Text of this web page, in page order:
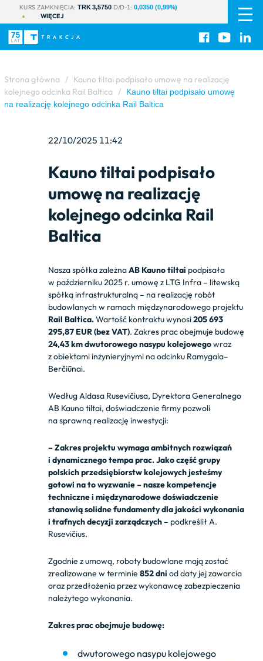
KURS ZAMKNIĘCIA: TRK 3,5750 D/D-1: 0,0350 (0,99%)
WIĘCEJ
PL
EN
Strona główna / Kauno tiltai podpisało umowę na realizację
kolejnego odcinka Rail Baltica /
Kauno tiltai podpisało umowę
na realizację kolejnego odcinka Rail Baltica
22/10/2025 11:42
Kauno tiltai podpisało
umowę na realizację
kolejnego odcinka Rail
Baltica
Nasza spółka zależnaAB Kauno tiltai podpisała
w październiku 2025 r. umowę z LTG Infra – litewską
spółką infrastrukturalną – na realizację robót
budowlanych w ramach międzynarodowego projektu
Rail Baltica.Wartość kontraktu wynosi205 693
295,87 EUR (bez VAT). Zakres prac obejmuje budowę
24,43 km dwutorowego nasypu kolejowegowraz
z obiektami inżynieryjnymi na odcinku Ramygala–
Berčiūnai.
Według Aldasa Rusevičiusa, Dyrektora Generalnego
AB Kauno tiltai, doświadczenie firmy pozwoli
na sprawną realizację inwestycji:
– Zakres projektu wymaga ambitnych rozwiązań
i dynamicznego tempa prac. Jako część grupy
polskich przedsiębiorstw kolejowych jesteśmy
gotowi na to wyzwanie – nasze kompetencje
techniczne i międzynarodowe doświadczenie
stanowią solidne fundamenty dla jakości wykonania
i trafnych decyzji zarządczych – podkreślił A.
Rusevičius.
Zgodnie z umową, roboty budowlane mają zostać
zrealizowane w terminie852 dni od daty jej zawarcia
oraz przedłożenia przez wykonawcę zabezpieczenia
należytego wykonania.
Zakres prac obejmuje budowę:
dwutorowego nasypu kolejowego